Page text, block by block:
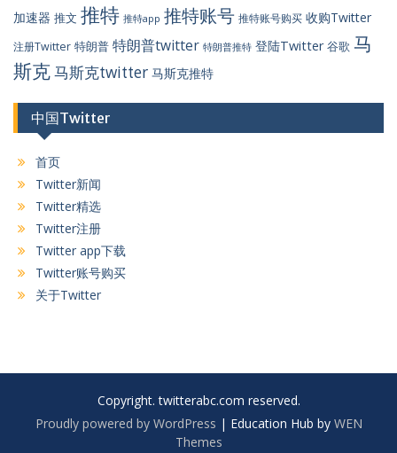
加速器 推文 推特 推特app 推特账号 推特账号购买 收购Twitter
注册Twitter 特朗普 特朗普twitter 特朗普推特 登陆Twitter 谷歌 马
斯克马斯克twitter 马斯克推特
中国Twitter
首页
Twitter新闻
Twitter精选
Twitter注册
Twitter app下载
Twitter账号购买
关于Twitter
Copyright. twitterabc.com reserved.
Proudly powered by WordPress | Education Hub by WEN
Themes